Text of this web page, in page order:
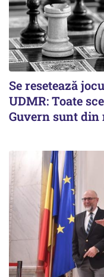
Se resetează
UDMR: Toate
Guvern sunt din